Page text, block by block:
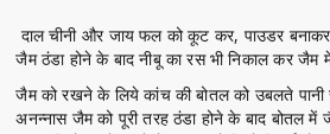
दाल चीनी और जाय फल को कूट कर, पाउडर
जैम ठंडा होने के बाद नीबू का रस भी निकाल कर जैम में
जैम को रखने के लिये कांच की बोतल को उबलते
अनन्नास जैम को पूरी तरह ठंडा होने के बाद बोतल